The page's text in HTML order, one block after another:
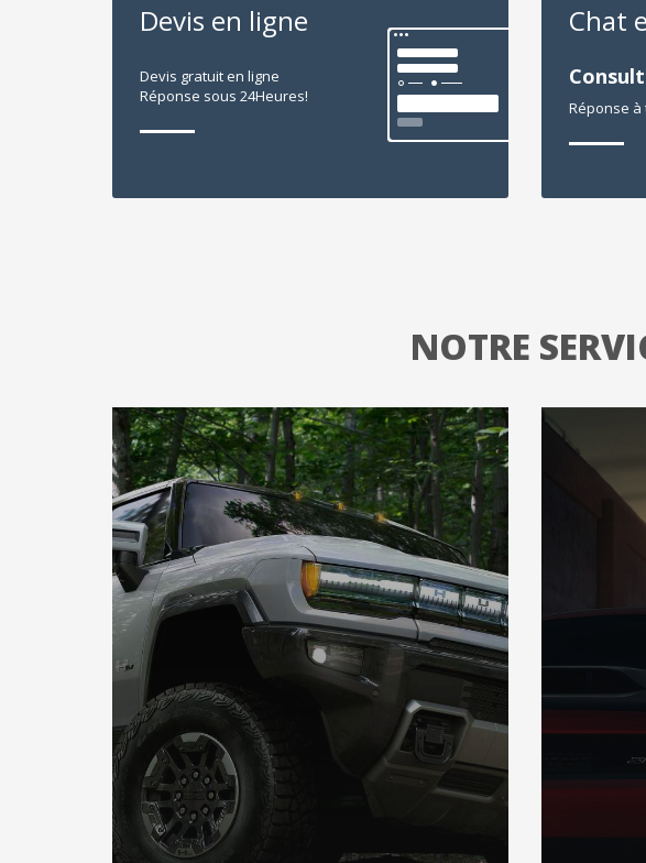
Devis en ligne
Devis gratuit en ligne
Réponse sous 24Heures!
Chat
Réponse
NOTRE